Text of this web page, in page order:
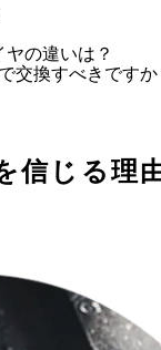
の違いは？
交換すべきです
信じる理